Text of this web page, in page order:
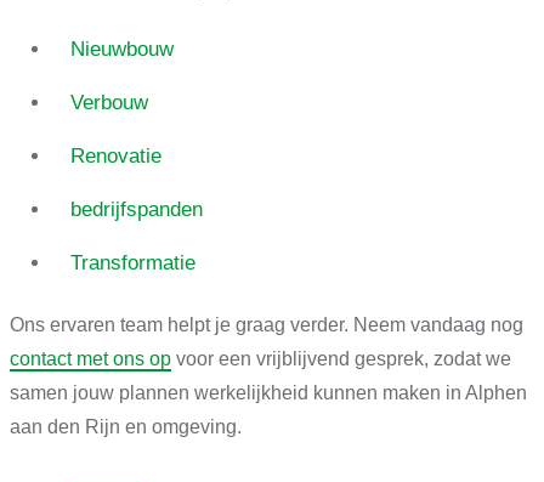
Nieuwbouw
Verbouw
Renovatie
bedrijfspanden
Transformatie
Ons ervaren team helpt je graag verder. Neem vandaag nog
contact met ons opvoor een vrijblijvend gesprek, zodat we
samen jouw plannen werkelijkheid kunnen maken in Alphen
aan den Rijn en omgeving.